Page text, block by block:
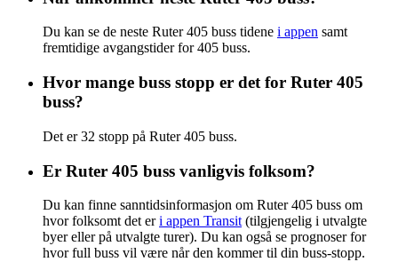
Du kan se de neste Ruter 405 buss tidene i appen samt
fremtidige avgangstider for 405 buss.
Hvor mange buss stopp er det for Ruter 405
buss?
Det er 32 stopp på Ruter 405 buss.
Er Ruter 405 buss vanligvis folksom?
Du kan finne sanntidsinformasjon om Ruter 405 buss om
hvor folksomt det eri appen Transit (tilgjengelig i utvalgte
byer eller på utvalgte turer). Du kan også se prognoser for
hvor full buss vil være når den kommer til din buss-stopp.